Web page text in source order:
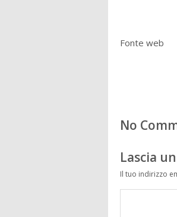
Fonte web
No
Lascia
Il tuo indirizzo